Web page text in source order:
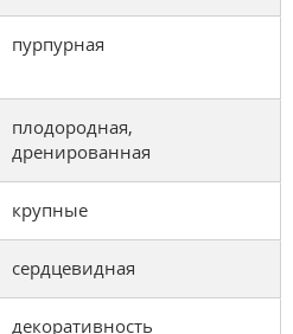
пурпурная
плодородная,
дренированная
крупные
сердцевидная
декоративность